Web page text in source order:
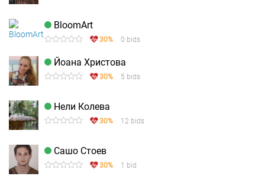
BloomArt
30% 0 bids
Йоана Христова
30% 5 bids
Нели Колева
30% 12 bids
Сашо Стоев
30% 1 bid